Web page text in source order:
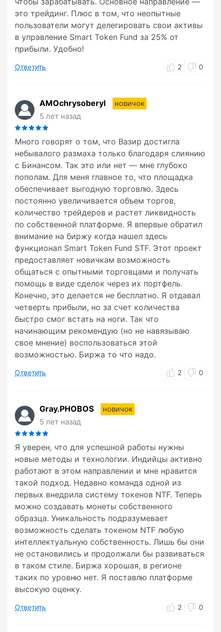
это трейдинг. Плюс в том, что неопытные
пользователи могут делегировать свои активы
в управление Smart Token Fund за 25% от
прибыли. Удобно!
Ответить 2 0
AMOchrysoberyl
новичок
5 лет назад
Много говорят о том, что Вазир достигла
небывалого размаха только благодаря слиянию
с Бинансом. Так это или нет — мне глубоко
пополам. Для меня главное то, что площадка
обеспечивает выгодную торговлю. Здесь
постоянно увеличивается объем торгов,
количество трейдеров и растет ликвидность
по собственной платформе. Я впервые обратил
внимание на биржу когда нашел здесь
функционал Smart Token Fund STF. Этот проект
предоставляет новичкам возможность
общаться с опытными торговцами и получать
помощь в виде сделок через их портфель.
Конечно, это делается не бесплатно. Я отдавал
четверть прибыли, но за счет количества
быстро смог встать на ноги. Так что
начинающим рекомендую (но не навязываю
свое мнение) воспользоваться этой
возможностью. Биржа то что надо.
Ответить 2 0
Gray.PHOBOS
новичок
5 лет назад
Я уверен, что для успешной работы нужны
новые методы и технологии. Индийцы активно
работают в этом направлении и мне нравится
такой подход. Недавно команда одной из
первых внедрила систему токенов NTF. Теперь
можно создавать монеты собственного
образца. Уникальность подразумевает
возможность сделать токеном NTF любую
интеллектуальную собственность. Лишь бы они
не остановились и продолжали бы развиваться
в таком стиле. Биржа хорошая, в регионе
таких по уровню нет. Я поставлю платформе
высокую оценку.
Ответить 2 0